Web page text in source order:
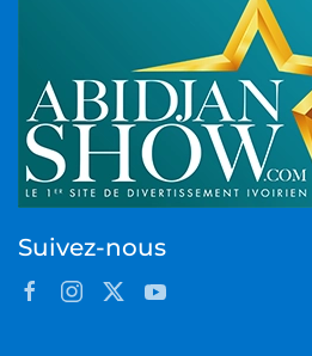
Suivez-nous